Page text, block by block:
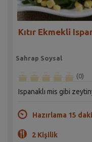
Kıtır Ekmekli
Sahrap Soysal
(0)
Ispanaklı mis gibi
Hazırlama 15
2 Kişilik